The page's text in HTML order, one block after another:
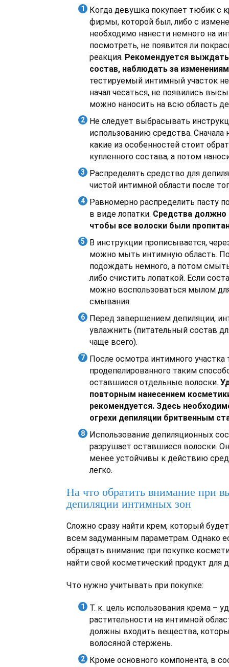
Когда девушка покупает тюбик с
фирмы, которой был, либо с
необходимо нанести немного на
посмотреть, не появится ли
реакция. Рекомендуется
состав, наблюдать за
тестируемый интимный участок
начал чесаться, не появились
можно наносить на всю область
Не следует выбрасывать
использованию средства. Сначала
какие из особенностей стоит
купленного состава, а потом
Распределять средство для
чистой интимной области после
Равномерно распределить пасту
в виде лопатки. Средства должно
чтобы все волоски были
В инструкции прописывается,
можно мыть интимную область.
подождать немного, а потом
либо счистить лопаткой. Если
можно воспользоваться мылом
смывания.
Перед завершением депиляции,
увлажнить (питательный состав
чаще всего).
После осмотра интимного участка
продепелированного таким
оставшиеся отдельные волоски.
повторным нанесением
рекомендуется. Здесь
огрехи депиляции бритвенным
Использование депиляционных
разрушает оставшиеся волоски.
менее устойчивы к действию
легко.
На что обратить внимание при
депиляции интимных зон
Сложно сразу найти крем, который
всем задуманным параметрам. Однако
обращать внимание при покупке
найти свой косметический продукт для
Что нужно учитывать при покупке:
Т. к. цель использования крема –
растительности на интимной
должны входить вещества,
волосяной стержень.
Кроме основного компонента, в